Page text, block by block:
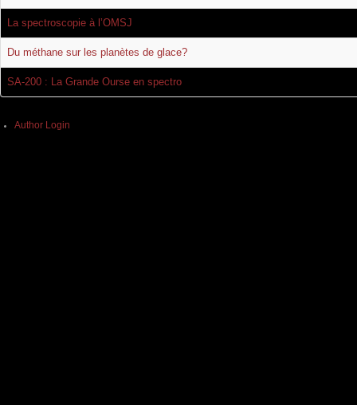
La spectroscopie à l’OMSJ
Du méthane sur les planètes de glace?
SA-200 : La Grande Ourse en spectro
Author Login